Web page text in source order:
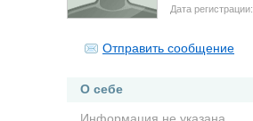
Дата регистрации:
Отправить сообщение
О себе